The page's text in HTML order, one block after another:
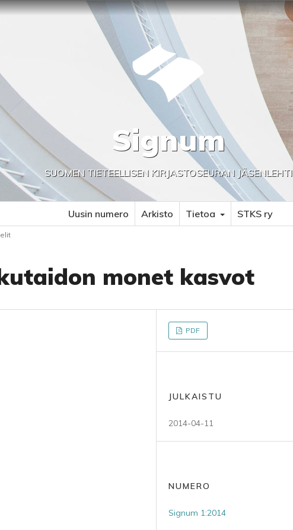
Signum
SUOMEN TIETEELLISEN KIRJASTOSEURAN JÄSENLEHTI
Uusin numero Arkisto Tietoa STKS ry
monet kasvot
PDF
JULKAISTU
2014-04-11
NUMERO
Signum 1:2014